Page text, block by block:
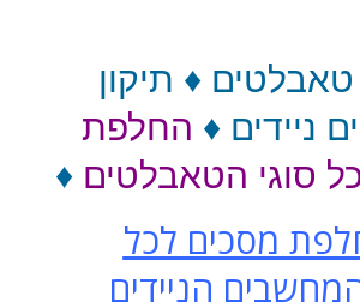
טאבלטים ♦ תיקון
ניידים ♦ החלפת
סוגי הטאבלטים ♦
מסכים לכל
הניידים